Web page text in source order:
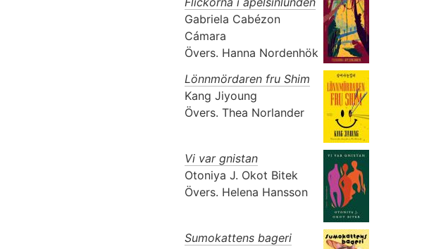
Gabriela Cabézon
Cámara
Övers. Hanna Nordenhök
Lönnmördaren fru Shim
Kang Jiyoung
Övers. Thea Norlander
Vi var gnistan
Otoniya J. Okot Bitek
Övers. Helena Hansson
Sumokattens bageri